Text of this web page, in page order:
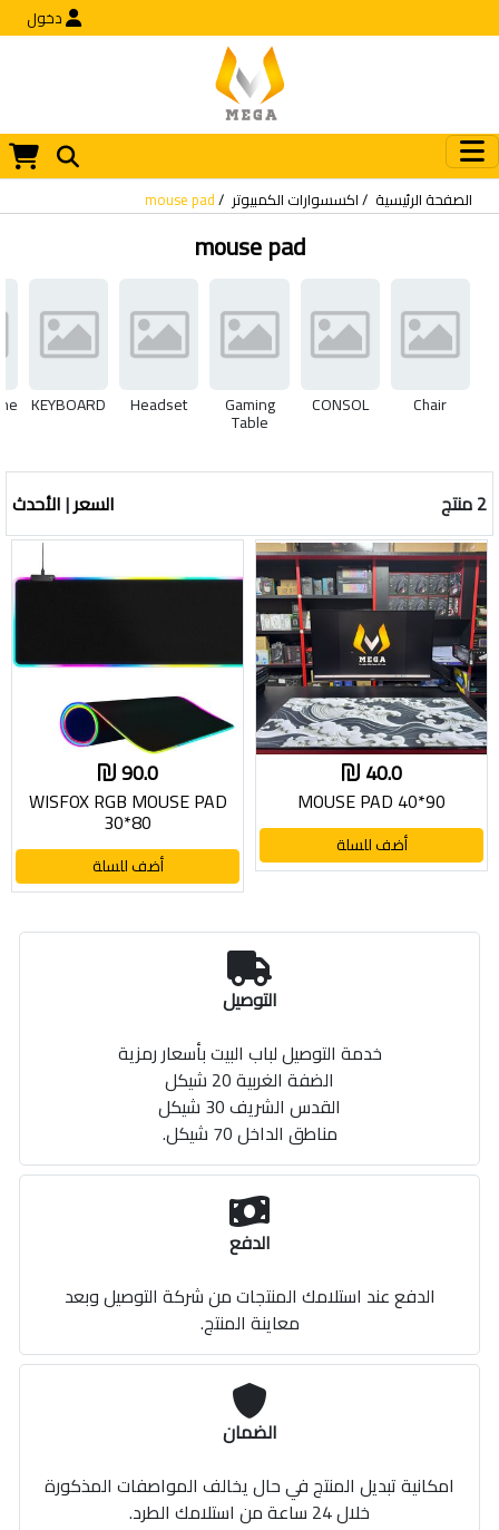
دخول
الصفحة الرئيسية اكسسوارات الكمبيوتر mouse pad
mouse pad
Chair
CONSOL
Gaming
Table
Headset
KEYBOARD
2 منتج السعر|الأحدث
40.0
MOUSE PAD 40*90
أضف للسلة
90.0
WISFOX RGB MOUSE PAD
30*80
أضف للسلة
التوصيل
خدمة التوصيل لباب البيت بأسعار رمزية
الضفة الغربية 20 شيكل
القدس الشريف 30 شيكل
مناطق الداخل 70 شيكل.
الدفع
الدفع عند استلامك المنتجات من شركة التوصيل وبعد
معاينة المنتج.
الضمان
امكانية تبديل المنتج في حال يخالف المواصفات المذكورة
خلال 24 ساعة من استلامك الطرد.